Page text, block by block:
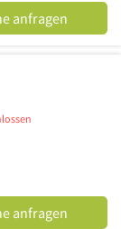
anfragen
anfragen